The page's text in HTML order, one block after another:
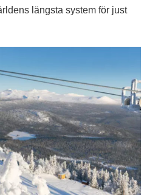
längsta system för just